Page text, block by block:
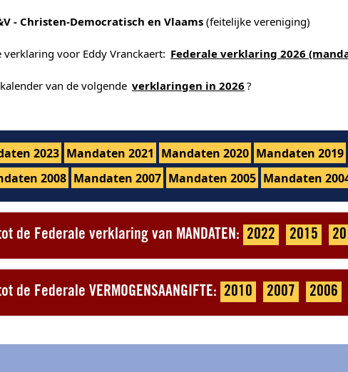
- Christen-Democratisch en Vlaams (feitelijke vereniging)
verklaring voor Eddy Vranckaert: Federale verklaring 2026
van de volgende verklaringen in 2026 ?
2023 Mandaten 2021 Mandaten 2020 Mandaten 2019
2008 Mandaten 2007 Mandaten 2005 Mandaten
de Federale verklaring van MANDATEN: 2022 2015
Federale VERMOGENSAANGIFTE: 2010 2007 2006